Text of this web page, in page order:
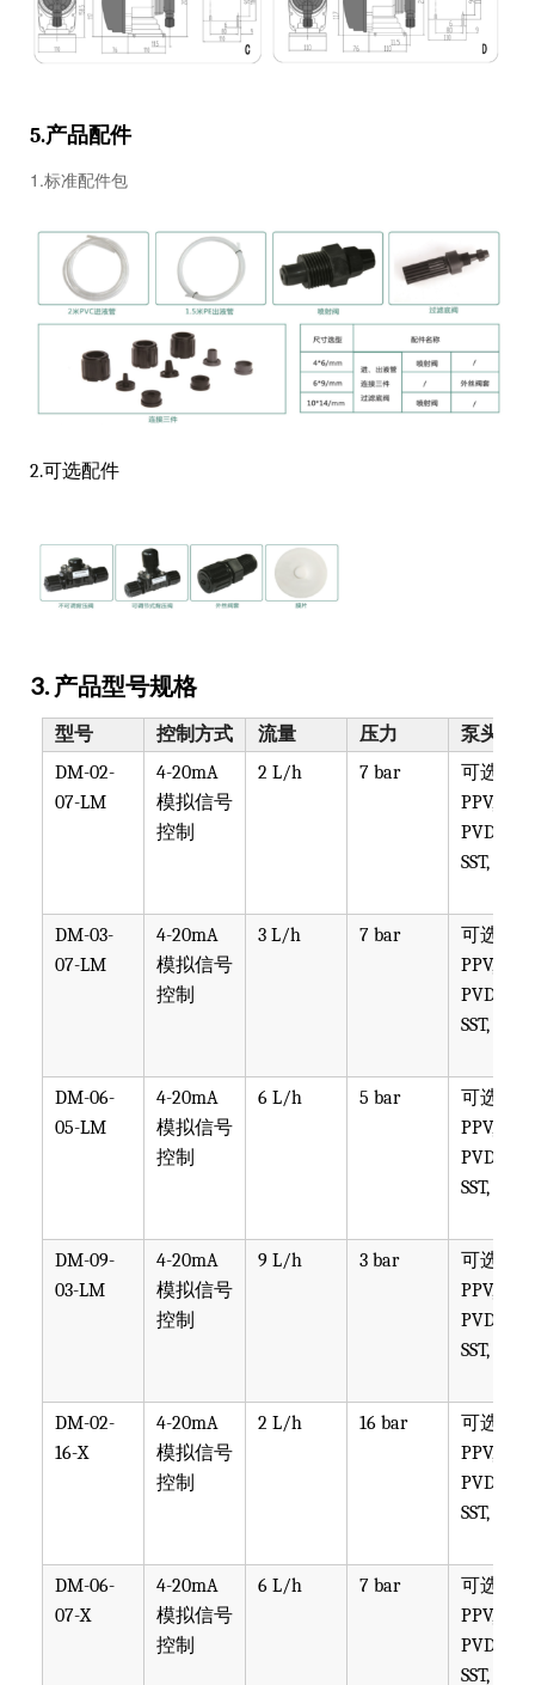
5.产品配件
1.标准配件包
2.可选配件
3. 产品型号规格
型号 控制方式 流量 压力
泵头材
DM-02-
07-LM
4-20mA
模拟信号
控制
2 L/h 7 bar
可选
PPV, PVT,
PVDF,
SST, PTFE
DM-03-
07-LM
4-20mA
模拟信号
控制
3 L/h 7 bar
可选
PPV, PVT,
PVDF,
SST, PTFE
DM-06-
05-LM
4-20mA
模拟信号
控制
6 L/h 5 bar
可选
PPV, PVT,
PVDF,
SST, PTFE
DM-09-
03-LM
4-20mA
模拟信号
控制
9 L/h 3 bar
可选
PPV, PVT,
PVDF,
SST, PTFE
DM-02-
16-X
4-20mA
模拟信号
控制
2 L/h 16 bar
可选
PPV, PVT,
PVDF,
SST, PTFE
DM-06-
07-X
4-20mA
模拟信号
控制
6 L/h 7 bar
可选
PPV, PVT,
PVDF,
SST, PTFE